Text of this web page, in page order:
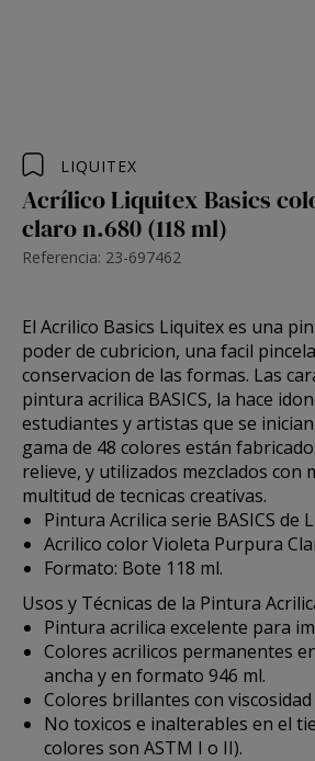
LIQUITEX
Acrílico Liquitex Basics
claro n.680 (118 ml)
Referencia: 23-697462
El Acrilico Basics Liquitexes una
poder de cubricion, una facil
conservacion de las formas. Las
pintura acrilica BASICS, la hace
estudiantes y artistas que se
gama de 48 colores están
relieve, y utilizados mezclados con
multitud de tecnicas creativas.
Pintura Acrilica serie BASICS de
Acrilico color Violeta Purpura
Formato: Bote 118 ml.
Usos y Técnicas de la Pintura
Pintura acrilica excelente para
Colores acrilicos permanentes
ancha y en formato 946 ml.
Colores brillantes con
No toxicos e inalterables en el
colores son ASTM I o II).